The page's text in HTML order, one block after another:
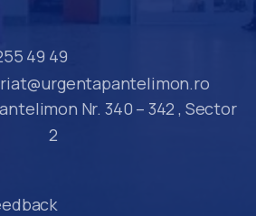
49 49
Nr. 340 – 342 , Sector
2